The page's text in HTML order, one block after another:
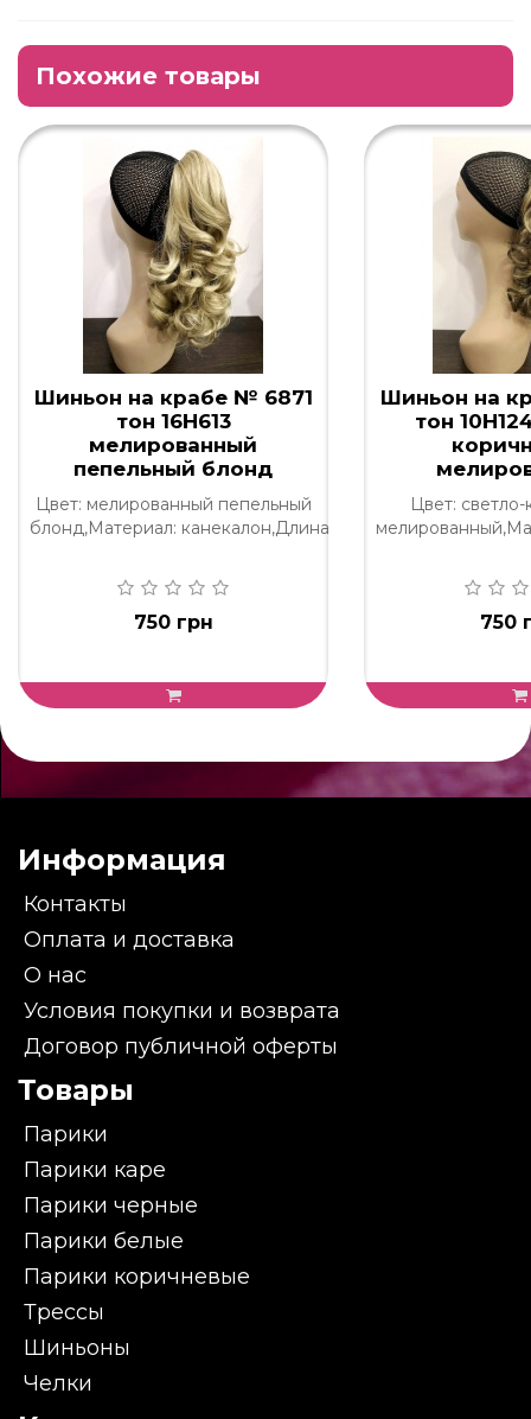
Похожие товары
Шиньон на крабе № 6871
тон 16H613
мелированный
пепельный блонд
Цвет: мелированный пепельный
блонд,Материал: канекалон,Длина..
750 грн
Шиньон на
тон
Цвет:
750
Информация
Контакты
Оплата и доставка
О нас
Условия покупки и возврата
Договор публичной оферты
Товары
Парики
Парики каре
Парики черные
Парики белые
Парики коричневые
Трессы
Шиньоны
Челки